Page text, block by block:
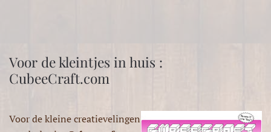
Voor de kleintjes in huis :
CubeeCraft.com
Voor de kleine creatievelingen